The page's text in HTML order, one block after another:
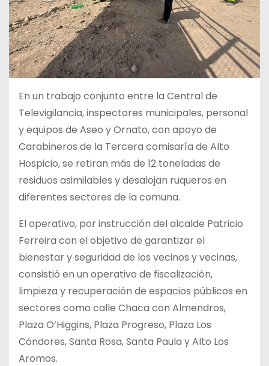
En un trabajo conjunto entre la Central de
Televigilancia, inspectores municipales, personal
y equipos de Aseo y Ornato, con apoyo de
Carabineros de la Tercera comisaría de Alto
Hospicio, se retiran más de 12 toneladas de
residuos asimilables y desalojan ruqueros en
diferentes sectores de la comuna.
El operativo, por instrucción del alcalde Patricio
Ferreira con el objetivo de garantizar el
bienestar y seguridad de los vecinos y vecinas,
consistió en un operativo de fiscalización,
limpieza y recuperación de espacios públicos en
sectores como calle Chaca con Almendros,
Plaza O’Higgins, Plaza Progreso, Plaza Los
Cóndores, Santa Rosa, Santa Paula y Alto Los
Aromos.